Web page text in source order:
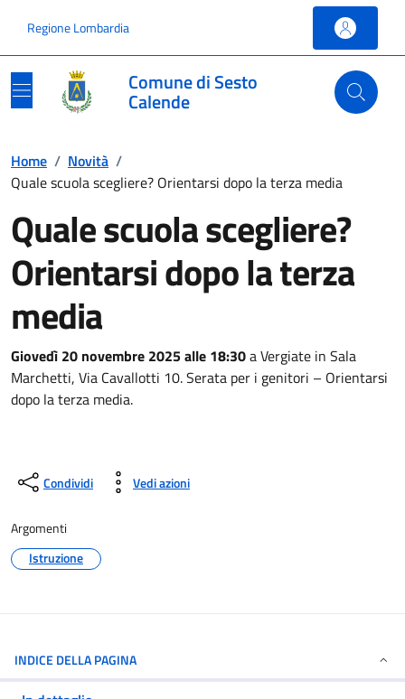
Regione Lombardia
Comune di Sesto
Calende
Home / Novità /
Quale scuola scegliere? Orientarsi dopo la terza media
Quale scuola scegliere?
Orientarsi dopo la terza
media
Giovedì 20 novembre 2025 alle 18:30a Vergiate in Sala
Marchetti, Via Cavallotti 10. Serata per i genitori – Orientarsi
dopo la terza media.
Condividi Vedi azioni
Argomenti
Istruzione
INDICE DELLA PAGINA